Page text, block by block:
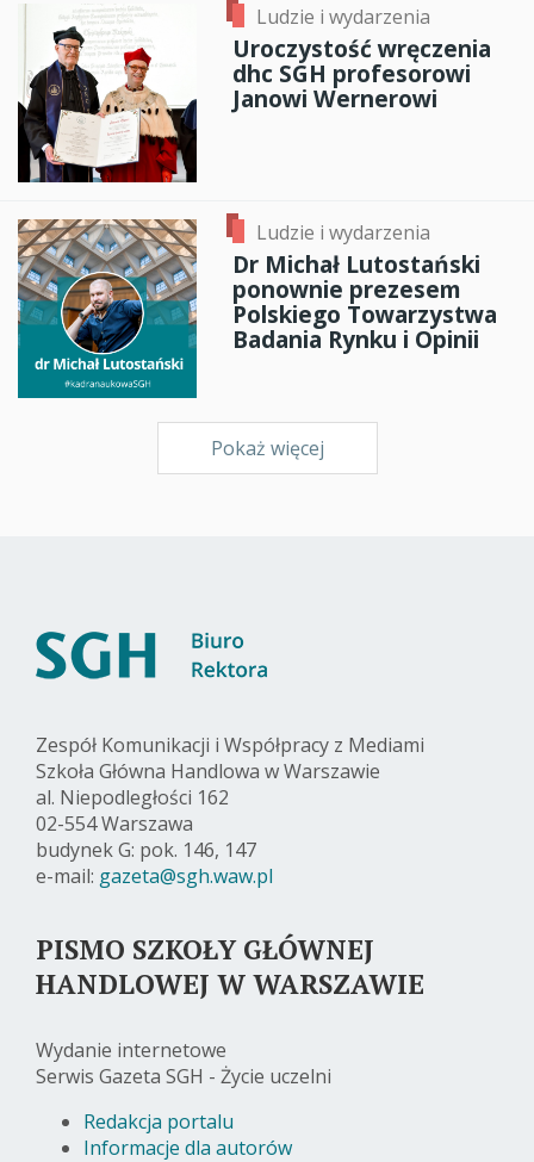
Ludzie i wydarzenia
Uroczystość wręczenia
dhc SGH profesorowi
Janowi Wernerowi
Ludzie i wydarzenia
Dr Michał Lutostański
ponownie prezesem
Polskiego Towarzystwa
Badania Rynku i Opinii
Pokaż więcej
Zespół Komunikacji i Współpracy z Mediami
Szkoła Główna Handlowa w Warszawie
al. Niepodległości 162
02-554 Warszawa
budynek G: pok. 146, 147
e-mail: gazeta@sgh.waw.pl
PISMO SZKOŁY GŁÓWNEJ
HANDLOWEJ W WARSZAWIE
Wydanie internetowe
Serwis Gazeta SGH - Życie uczelni
Redakcja portalu
Informacje dla autorów